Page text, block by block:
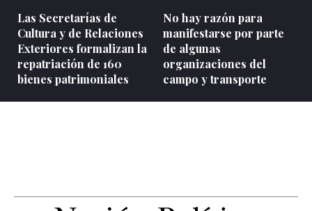
Las Secretarías de
Cultura y de Relaciones
Exteriores formalizan la
repatriación de 160
bienes patrimoniales
No hay razón para
manifestarse por parte
de algunas
organizaciones del
campo y transporte